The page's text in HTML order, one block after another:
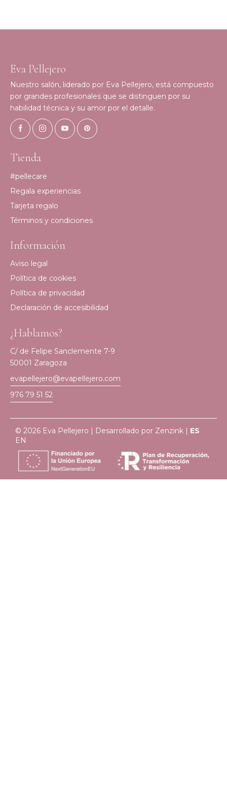
Eva Pellejero
Nuestro salón, liderado por Eva Pellejero, está compuesto
por grandes profesionales que se distinguen por su
habilidad técnica y su amor por el detalle.
Tienda
#pellecare
Regala experiencias
Tarjeta regalo
Términos y condiciones
Información
Aviso legal
Política de cookies
Política de privacidad
Declaración de accesibilidad
¿Hablamos?
C/ de Felipe Sanclemente 7-9
50001 Zaragoza
evapellejero@evapellejero.com
976 79 51 52
© 2026 Eva Pellejero | Desarrollado por Zenzink | ES
EN